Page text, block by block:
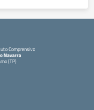
Comprensivo
Navarra
(TP)